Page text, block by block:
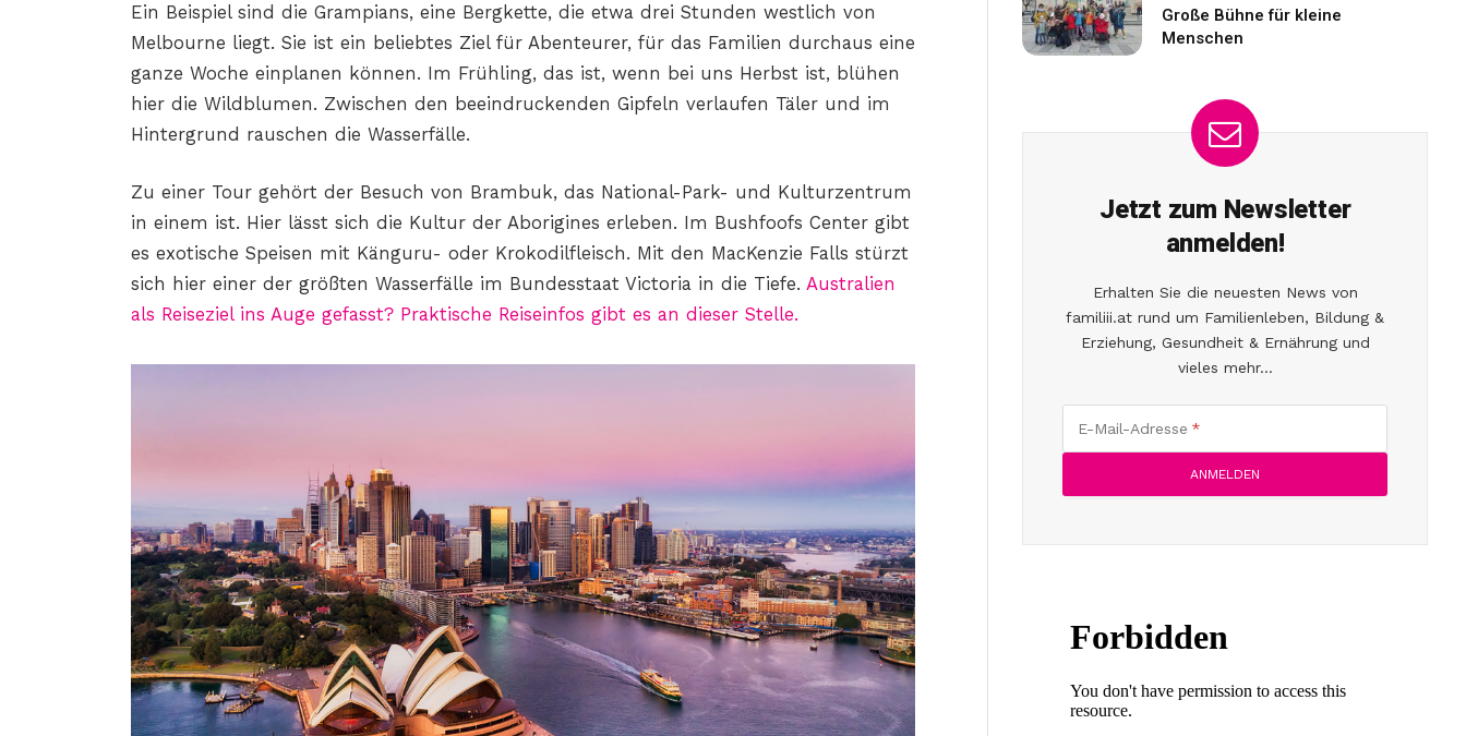
Ein Beispiel sind die Grampians, eine Bergkette, die etwa drei Stunden westlich von
Melbourne liegt. Sie ist ein beliebtes Ziel für Abenteurer, für das Familien durchaus eine
ganze Woche einplanen können. Im Frühling, das ist, wenn bei uns Herbst ist, blühen
hier die Wildblumen. Zwischen den beeindruckenden Gipfeln verlaufen Täler und im
Hintergrund rauschen die Wasserfälle.
Zu einer Tour gehört der Besuch von Brambuk, das National-Park- und Kulturzentrum
in einem ist. Hier lässt sich die Kultur der Aborigines erleben. Im Bushfoofs Center gibt
es exotische Speisen mit Känguru- oder Krokodilfleisch. Mit den MacKenzie Falls stürzt
sich hier einer der größten Wasserfälle im Bundesstaat Victoria in die Tiefe. Australien
als Reiseziel ins Auge gefasst? Praktische Reiseinfos gibt es an dieser Stelle.
Große Bühne für kleine
Menschen
Jetzt zum Newsletter
anmelden!
Erhalten Sie die neuesten News von
familiii.at rund um Familienleben, Bildung &
Erziehung, Gesundheit & Ernährung und
vieles mehr...
E-Mail-Adresse